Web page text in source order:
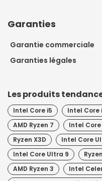
Garanties
Garantie commerciale
Garanties légales
Les produits
Intel Core i5 Intel Core
AMD Ryzen 7
Intel Core
Ryzen X3D
Intel Core
Intel Core Ultra 9
AMD Ryzen 3
Intel